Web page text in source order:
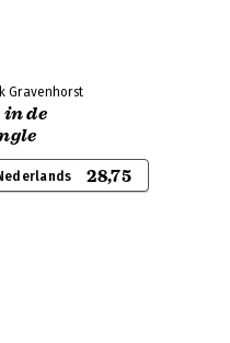
Gravenhorst
de
28,75